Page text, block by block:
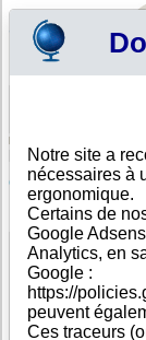
Antigua et Barbuda >
Oops Holding
FICHE
Dénomination
Adresse
Ville
St.
Pays
Type
Notre site a
nécessaires à
ergonomique.
Certains de
Google
Analytics, en
Google :
https://
peuvent
Ces traceurs